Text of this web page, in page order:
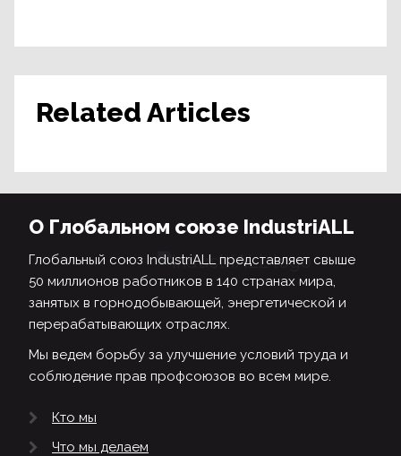
Related Articles
О Глобальном союзе IndustriALL
Глобальный союз IndustriALL представляет свыше
50 миллионов работников в 140 странах мира,
занятых в горнодобывающей, энергетической и
перерабатывающих отраслях.
Мы ведем борьбу за улучшение условий труда и
соблюдение прав профсоюзов во всем мире.
Кто мы
Что мы делаем